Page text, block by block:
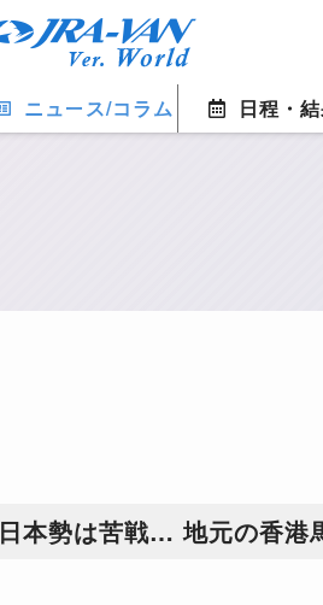
ニュース/コラム 日程・
日本勢は苦戦… 地元の香港